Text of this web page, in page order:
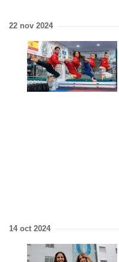
22 nov 2024
14 oct 2024